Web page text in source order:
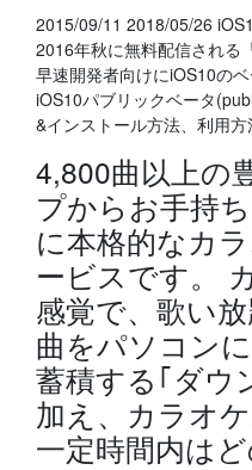
2015/09/11 2018/05/26
2016年秋に無料配信される
早速開発者向けにiOS10の
iOS10パブリックベータ
&インストール方法、利用方
4,800曲以上の
プからお手持
に本格的なカ
ービスです。
感覚で、歌い
曲をパソコン
蓄積する｢ダウ
加え、カラオ
一定時間内は